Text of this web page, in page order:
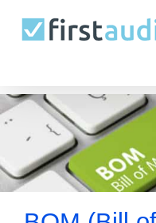
Inhalt